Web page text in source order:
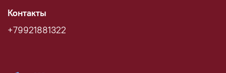
Контакты
+79921881322